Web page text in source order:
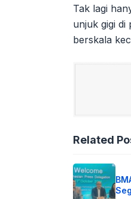
Tak lagi
unjuk gigi di
berskala
Related